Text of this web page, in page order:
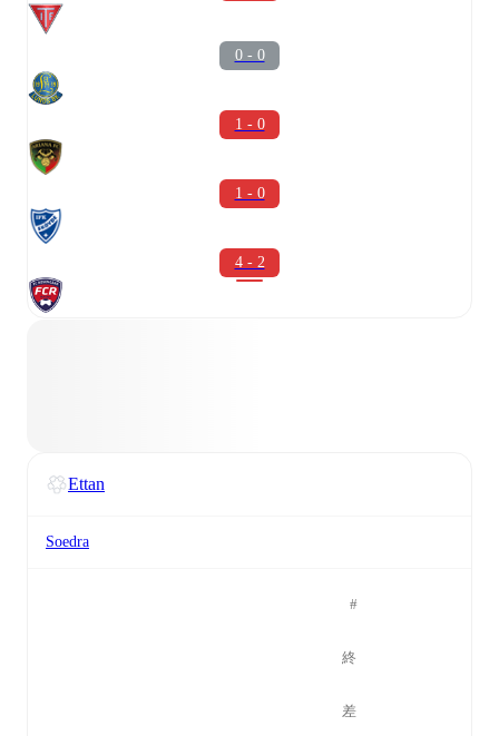
0 - 0
1 - 0
1 - 0
4 - 2
Ettan
Soedra
#
終
差